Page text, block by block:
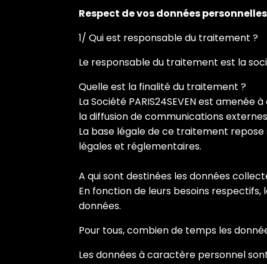
Respect de vos données personnelles
1/ Qui est responsable du traitement ?
Le responsable du traitement est la
Quelle est la finalité du traitement ?
La Société PARIS24SEVEN est
la diffusion de communications
La base légale de ce traitement repose
légales et réglementaires.
A qui sont destinées les données
En fonction de leurs besoins respectifs,
données.
Pour tous, combien de temps les
Les données à caractère personnel
92300 LEVALLOIS-PERRET